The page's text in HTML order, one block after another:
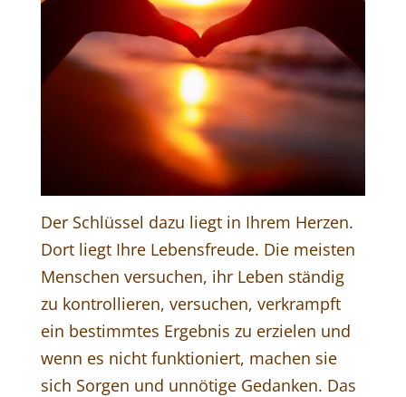
Der Schlüssel dazu liegt in Ihrem Herzen.
Dort liegt Ihre Lebensfreude. Die meisten
Menschen versuchen, ihr Leben ständig
zu kontrollieren, versuchen, verkrampft
ein bestimmtes Ergebnis zu erzielen und
wenn es nicht funktioniert, machen sie
sich Sorgen und unnötige Gedanken. Das